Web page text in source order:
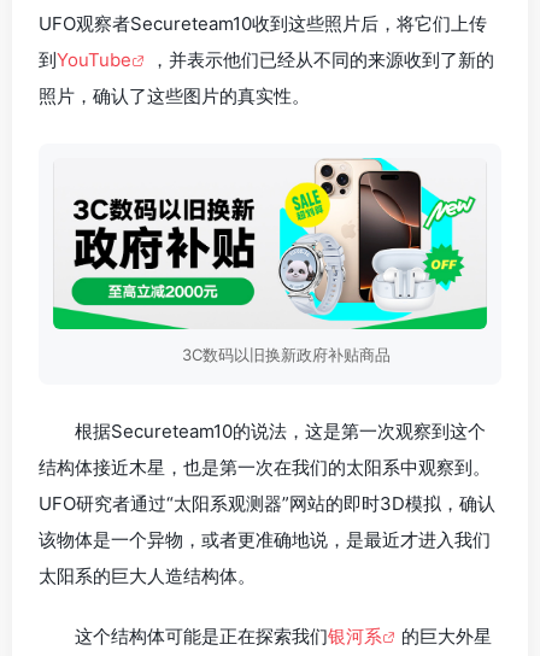
UFO观察者Secureteam10收到这些照片后，将它们上传
到 YouTube
，并表示他们已经从不同的来源收到了新的
照片，确认了这些图片的真实性。
3C数码以旧换新政府补贴商品
根据Secureteam10的说法，这是第一次观察到这个
结构体接近木星，也是第一次在我们的太阳系中观察到。
UFO研究者通过“太阳系观测器”网站的即时3D模拟，确认
该物体是一个异物，或者更准确地说，是最近才进入我们
太阳系的巨大人造结构体。
这个结构体可能是正在探索我们银河系
的巨大外星